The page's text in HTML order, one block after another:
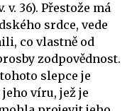
v. 36). Přestože má
srdce, vede
co vlastně od
zodpovědnost.
slepce je
víru, jež je